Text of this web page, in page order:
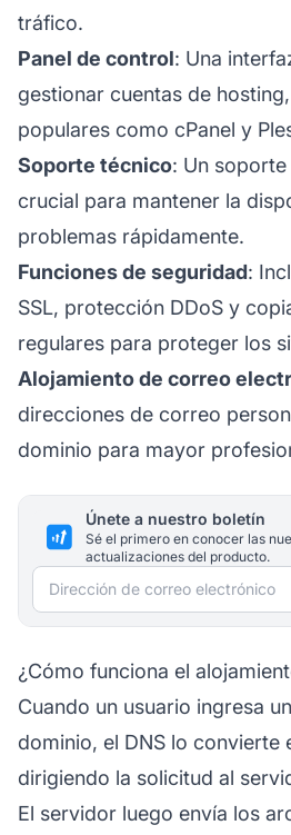
tráfico.
Panel de control: Una
gestionar cuentas de
populares como cPanel y
Soporte técnico: Un
crucial para mantener la
problemas rápidamente.
Funciones de seguridad:
SSL, protección DDoS y
regulares para proteger los
Alojamiento de correo
direcciones de correo
dominio para mayor
Únete a nuestro boletín
Sé el primero en conocer las
actualizaciones del producto.
Dirección de correo
¿Cómo funciona el
Cuando un usuario ingresa
dominio, el DNS lo convierte
dirigiendo la solicitud al
El servidor luego envía los